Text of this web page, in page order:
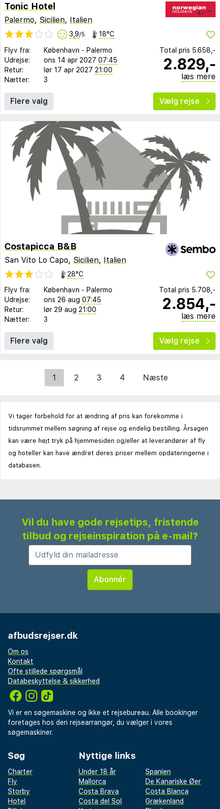
Tonic Hotel
Palermo, Sicilien, Italien
3,9/5 18°C
Flyv fra: København - Palermo
Udrejse:
ons 14 apr 2027 07:45
Retur:
lør 17 apr 2027 21:00
Nætter:
3
Total pris 5.658,-
2.829,-
læs mere
Flere valg Vælg rejse
Costapicca B&B
San Vito Lo Capo, Sicilien, Italien
28°C
Flyv fra:
København - Palermo
Udrejse:
ons 26 aug 07:45
Retur:
lør 29 aug 21:00
Nætter:
3
Total pris 5.708,-
2.854,-
læs mere
Flere valg Vælg rejse
1 2 3 4 Næste
Vi tager forbehold for at ændring af pris kan forekomme i
tidsrummet mellem søgning af rejse og endelig bestilling. Årsagen
kan være højt tryk på hjemmesiden og/eller at leverandører af fly
og hoteller kan have ændret deres priser mellem opdateringerne i
databasen.
Vil du have gode rejsetips, fristende
tilbud og rejseinspiration på e-mail?
afbudsrejser.dk
Om os
Kontakt
Ofte stillede spørgsmål
Databeskyttelse & sikkerhed
Vi er en søgemaskine og ikke et rejsebureau. Alle bookinger
foretages hos den rejsearrangør, du vælger i vores
søgemaskiner.
Søg
Charter
Fly
Storby
Hotel
Nyttige links
Under 18 år
Spanien
Mallorca
De Kanariske Øer
Costa Brava
Costa Blanca
Costa del Sol
Grækenland